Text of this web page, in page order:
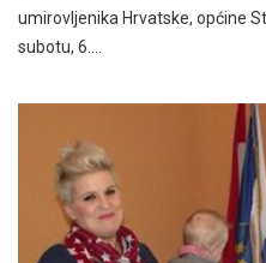
umirovljenika Hrvatske, općine
subotu, 6.…